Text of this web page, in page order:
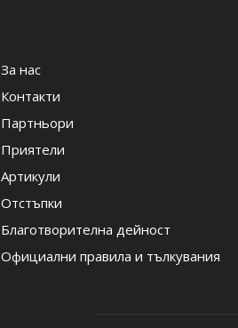
За нас
Контакти
Партньори
Приятели
Артикули
Отстъпки
Благотворителна дейност
Официални правила и тълкувания